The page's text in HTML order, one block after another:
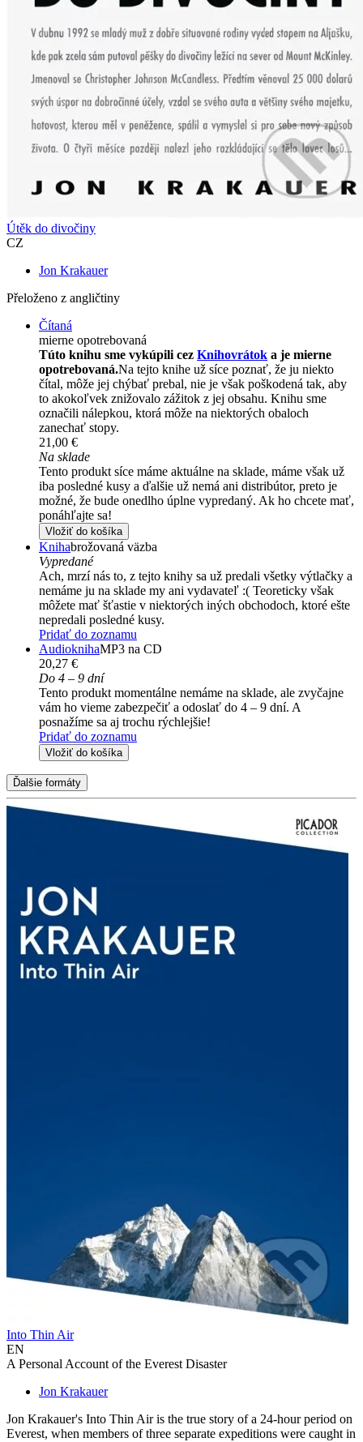
Útěk do divočiny
CZ
Jon Krakauer
Přeloženo z angličtiny
Čítaná
mierne opotrebovaná
Túto knihu sme vykúpili cez Knihovrátok a je mierne
opotrebovaná.Na tejto knihe už síce poznať, že ju niekto
čítal, môže jej chýbať prebal, nie je však poškodená tak, aby
to akokoľvek znižovalo zážitok z jej obsahu. Knihu sme
označili nálepkou, ktorá môže na niektorých obaloch
zanechať stopy.
21,00 €
Na sklade
Tento produkt síce máme aktuálne na sklade, máme však už
iba posledné kusy a ďalšie už nemá ani distribútor, preto je
možné, že bude onedlho úplne vypredaný. Ak ho chcete mať,
ponáhľajte sa!
Vložiť do košíka
Knihabrožovaná väzba
Vypredané
Ach, mrzí nás to, z tejto knihy sa už predali všetky výtlačky a
nemáme ju na sklade my ani vydavateľ :( Teoreticky však
môžete mať šťastie v niektorých iných obchodoch, ktoré ešte
nepredali posledné kusy.
Pridať do zoznamu
AudioknihaMP3 na CD
20,27 €
Do 4 – 9 dní
Tento produkt momentálne nemáme na sklade, ale zvyčajne
vám ho vieme zabezpečiť a odoslať do 4 – 9 dní. A
posnažíme sa aj trochu rýchlejšie!
Pridať do zoznamu
Vložiť do košíka
Ďalšie formáty
Into Thin Air
EN
A Personal Account of the Everest Disaster
Jon Krakauer
Jon Krakauer's Into Thin Air is the true story of a 24-hour period on
Everest, when members of three separate expeditions were caught in